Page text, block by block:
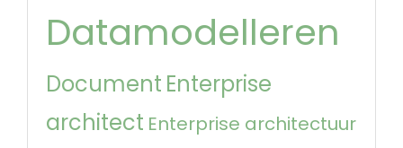
Datamodelleren
Document Enterprise
architect Enterprise architectuur